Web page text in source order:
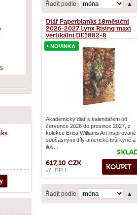
Řadit podle ▲
Diář Paperblanks 18měsíční
2026-2027 Lynx Rising maxi
vertikální DE1882-8
NOVINKA
NOVINKA
Akademický diář s kalendářem od
července 2026 do prosince 2027, z
kolekce Erica Williams Art inspirované
současnými díly americké tvůrkyně a
ilus...
KOUPIT
617,10 CZK
vč. DPH
Řadit podle ▲